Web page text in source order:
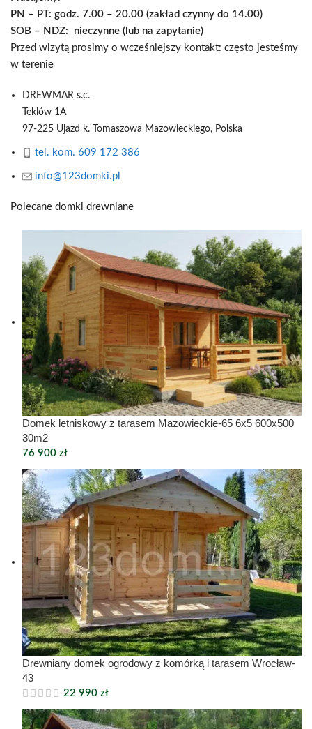
PN – PT: godz. 7.00 – 20.00 (zakład czynny do 14.00)
SOB – NDZ: nieczynne (lub na zapytanie)
Przed wizytą prosimy o wcześniejszy kontakt: często jesteśmy
w terenie
DREWMAR s.c.
Teklów 1A
97-225 Ujazd k. Tomaszowa Mazowieckiego, Polska
tel. kom. 609 172 386
info@123domki.pl
Polecane domki drewniane
Domek letniskowy z tarasem Mazowieckie-65 6x5 600x500
30m2
76 900 zł
Drewniany domek ogrodowy z komórką i tarasem Wrocław-
43
22 990 zł